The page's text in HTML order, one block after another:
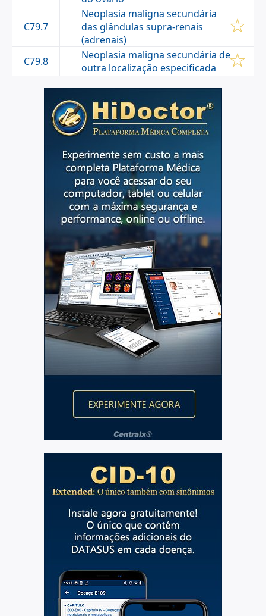
C79.7
Neoplasia maligna secundária
das glândulas supra-renais
(adrenais)
C79.8
Neoplasia maligna secundária de
outra localização especificada